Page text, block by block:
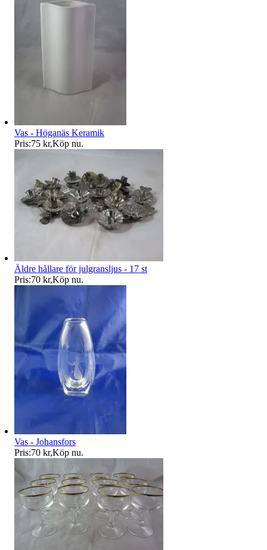
Vas - Höganäs Keramik
Pris:75 kr,Köp nu.
Äldre hållare för julgransljus - 17 st
Pris:70 kr,Köp nu.
Vas - Johansfors
Pris:70 kr,Köp nu.